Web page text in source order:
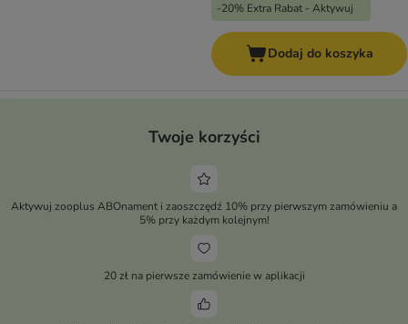
-20% Extra Rabat - Aktywuj
Dodaj do koszyka
Twoje korzyści
Aktywuj zooplus ABOnament i zaoszczędź 10% przy pierwszym zamówieniu a
5% przy każdym kolejnym!
20 zł na pierwsze zamówienie w aplikacji